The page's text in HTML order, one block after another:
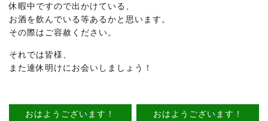
休暇中ですので出かけている、
お酒を飲んでいる等あるかと思います。
その際はご容赦ください。
それでは皆様、
また連休明けにお会いしましょう！
おはようございます！
おはようございます！